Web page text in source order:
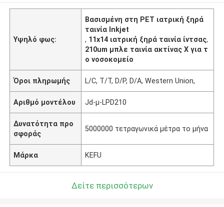
Υψηλό φως:
Βασισμένη στη PET ιατρική ξηρά
ταινία Inkjet
, 11x14 ιατρική ξηρά ταινία ίντσας,
210um μπλε ταινία ακτίνας X για τ
ο νοσοκομείο
Όροι πληρωμής L/C, T/T, D/P, D/A, Western Union,
Αριθμό μοντέλου Jd-μ-LPD210
Δυνατότητα προ
σφοράς
5000000 τετραγωνικά μέτρα το μήνα
Μάρκα KEFU
Δείτε περισσότερων